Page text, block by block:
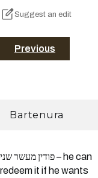
Suggest an edit
Previous
Bartenura
פודין מעשר שני – he can
redeem it if he wants